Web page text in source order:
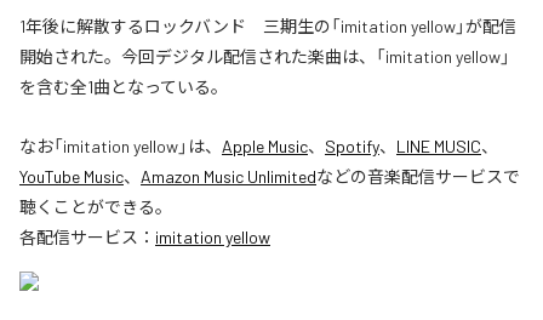
1年後に解散するロックバンド 三期生の「imitation yellow」が配信
開始された。今回デジタル配信された楽曲は、「imitation yellow」
を含む全1曲となっている。
なお「imitation yellow」は、 Apple Music、 Spotify、 LINE MUSIC、
YouTube Music、 Amazon Music Unlimitedなどの音楽配信サービスで
聴くことができる。
各配信サービス： imitation yellow